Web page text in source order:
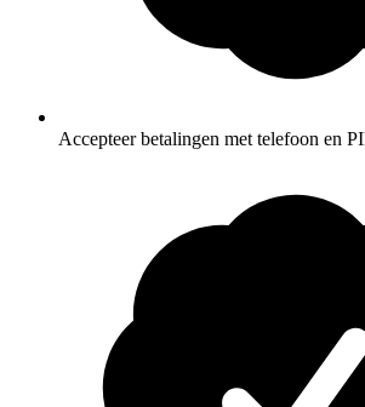
Accepteer betalingen met telefoon en